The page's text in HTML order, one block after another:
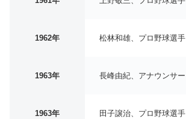
1962年 松林和雄、プロ野球選手
1963年 長峰由紀、アナウンサー
1963年 田子譲治、プロ野球選手